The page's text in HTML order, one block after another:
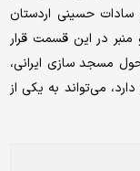
حسینی اردستان
در این قسمت قرار
مسجد سازی ایرانی،
می‌تواند به یکی از